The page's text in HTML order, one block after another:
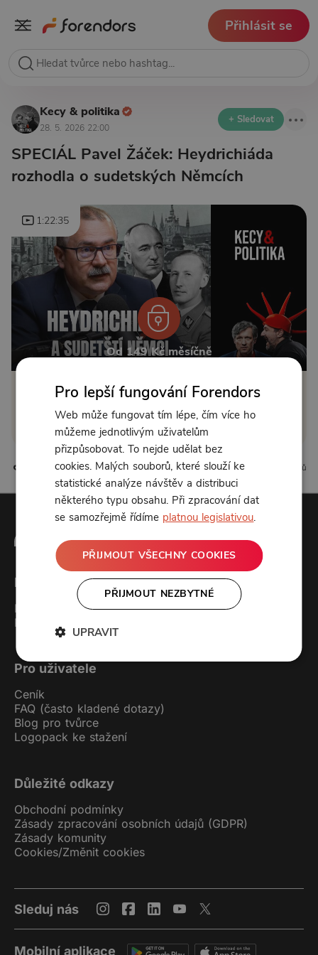
Přihlásit se
Kecy & politika
28. 5. 2026 22:00
+ Sledovat
SPECIÁL Pavel Žáček: Heydrichiáda
rozhodla o sudetských Němcích
1:22:35
Od 149 Kč měsíčně
Klikněte pro odemčení
nebo sepřihlaste
161 líbí 44 komentářů
Forendors
Kontakt
Podcast studio
Pro uživatele
Ceník
FAQ (často kladené dotazy)
Blog pro tvůrce
Logopack ke stažení
Důležité odkazy
Obchodní podmínky
Zásady zpracování osobních údajů (GDPR)
Zásady komunity
Cookies/Změnit cookies
Sleduj nás
Mobilní aplikace
Pro lepší fungování Forendors
Web může fungovat tím lépe, čím více ho
můžeme jednotlivým uživatelům
přizpůsobovat. To nejde udělat bez
cookies. Malých souborů, které slouží ke
statistické analýze návštěv a distribuci
některého typu obsahu. Při zpracování dat
se samozřejmě řídíme platnou legislativou.
PŘIJMOUT VŠECHNY COOKIES
PŘIJMOUT NEZBYTNÉ
UPRAVIT